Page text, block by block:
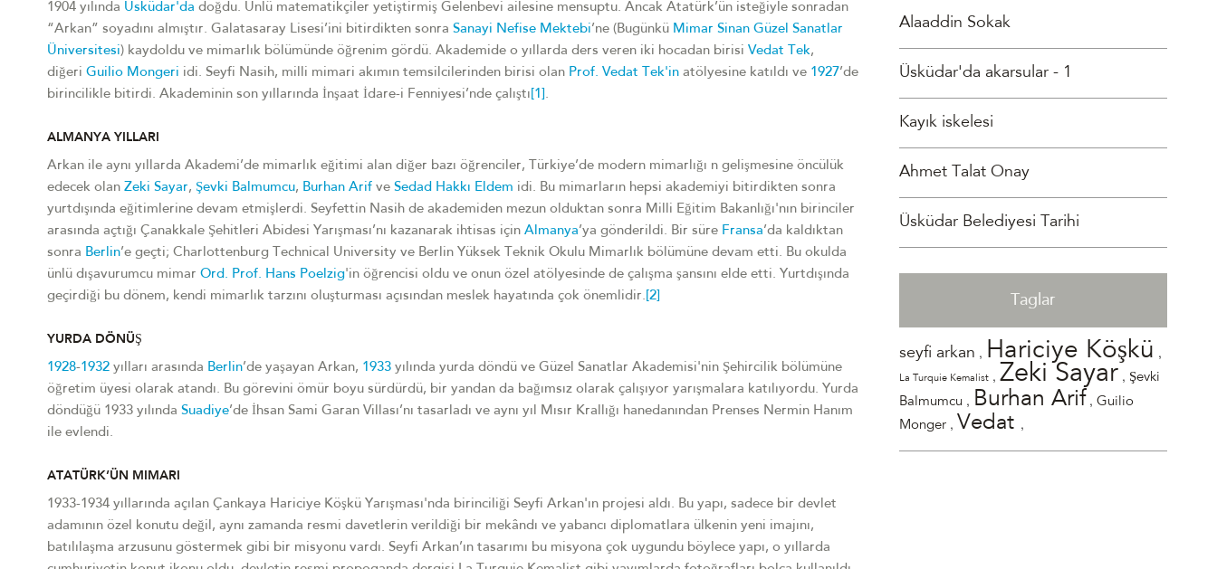
1904 yılında Üsküdar'da doğdu. Ünlü matematikçiler yetiştirmiş Gelenbevi ailesine mensuptu. Ancak Atatürk’ün isteğiyle sonradan
“Arkan” soyadını almıştır. Galatasaray Lisesi’ini bitirdikten sonra Sanayi Nefise Mektebi’ne (Bugünkü Mimar Sinan Güzel Sanatlar
Üniversitesi) kaydoldu ve mimarlık bölümünde öğrenim gördü. Akademide o yıllarda ders veren iki hocadan birisi Vedat Tek,
diğeri Guilio Mongeri idi. Seyfi Nasih, milli mimari akımın temsilcilerinden birisi olan Prof. Vedat Tek'in atölyesine katıldı ve 1927’de
birincilikle bitirdi. Akademinin son yıllarında İnşaat İdare-i Fenniyesi’nde çalıştı [1] .
ALMANYA YILLARI
Arkan ile aynı yıllarda Akademi’de mimarlık eğitimi alan diğer bazı öğrenciler, Türkiye’de modern mimarlığı n gelişmesine öncülük
edecek olan Zeki Sayar, Şevki Balmumcu, Burhan Arif ve Sedad Hakkı Eldem idi. Bu mimarların hepsi akademiyi bitirdikten sonra
yurtdışında eğitimlerine devam etmişlerdi. Seyfettin Nasih de akademiden mezun olduktan sonra Milli Eğitim Bakanlığı'nın birinciler
arasında açtığı Çanakkale Şehitleri Abidesi Yarışması’nı kazanarak ihtisas için Almanya’ya gönderildi. Bir süre Fransa’da kaldıktan
sonra Berlin’e geçti; Charlottenburg Technical University ve Berlin Yüksek Teknik Okulu Mimarlık bölümüne devam etti. Bu okulda
ünlü dışavurumcu mimar Ord. Prof. Hans Poelzig'in öğrencisi oldu ve onun özel atölyesinde de çalışma şansını elde etti. Yurtdışında
geçirdiği bu dönem, kendi mimarlık tarzını oluşturması açısından meslek hayatında çok önemlidir. [2]
YURDA DÖNÜŞ
1928-1932 yılları arasında Berlin’de yaşayan Arkan, 1933 yılında yurda döndü ve Güzel Sanatlar Akademisi'nin Şehircilik bölümüne
öğretim üyesi olarak atandı. Bu görevini ömür boyu sürdürdü, bir yandan da bağımsız olarak çalışıyor yarışmalara katılıyordu. Yurda
döndüğü 1933 yılında Suadiye’de İhsan Sami Garan Villası’nı tasarladı ve aynı yıl Mısır Krallığı hanedanından Prenses Nermin Hanım
ile evlendi.
ATATÜRK’ÜN MIMARI
1933-1934 yıllarında açılan Çankaya Hariciye Köşkü Yarışması'nda birinciliği Seyfi Arkan'ın projesi aldı. Bu yapı, sadece bir devlet
adamının özel konutu değil, aynı zamanda resmi davetlerin verildiği bir mekândı ve yabancı diplomatlara ülkenin yeni imajını,
batılılaşma arzusunu göstermek gibi bir misyonu vardı. Seyfi Arkan’ın tasarımı bu misyona çok uygundu böylece yapı, o yıllarda
Alaaddin Sokak
Üsküdar'da akarsular - 1
Kayık iskelesi
Ahmet Talat Onay
Üsküdar Belediyesi Tarihi
Taglar
seyfi arkan , Hariciye Köşkü ,
La Turquie Kemalist ,Zeki Sayar , Şevki
Balmumcu , Burhan Arif,Guilio
Monger , Vedat ,